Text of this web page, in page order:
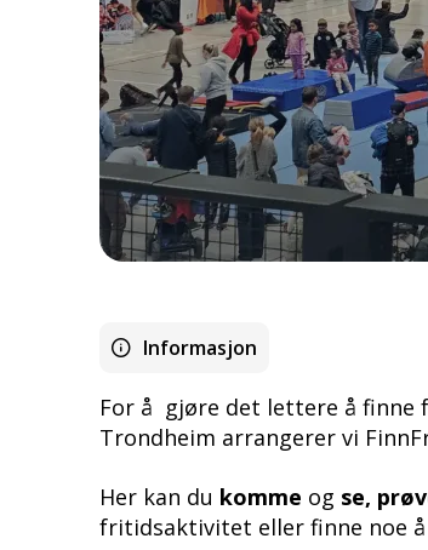
Informasjon
For å gjøre det lettere å
Trondheim arrangerer vi
Her kan du komme og se,
fritidsaktivitet eller finne noe å